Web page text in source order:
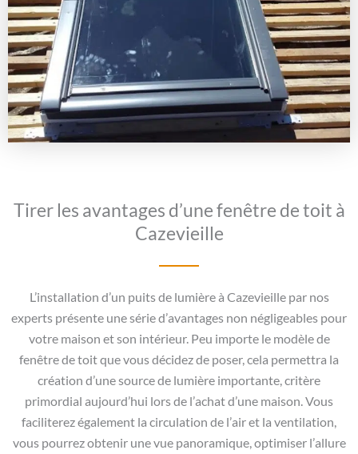
Tirer les avantages d’une fenêtre de toit à
Cazevieille
L’installation d’un puits de lumière à Cazevieille par nos
experts présente une série d’avantages non négligeables pour
votre maison et son intérieur. Peu importe le modèle de
fenêtre de toit que vous décidez de poser, cela permettra la
création d’une source de lumière importante, critère
primordial aujourd’hui lors de l’achat d’une maison. Vous
faciliterez également la circulation de l’air et la ventilation,
vous pourrez obtenir une vue panoramique, optimiser l’allure